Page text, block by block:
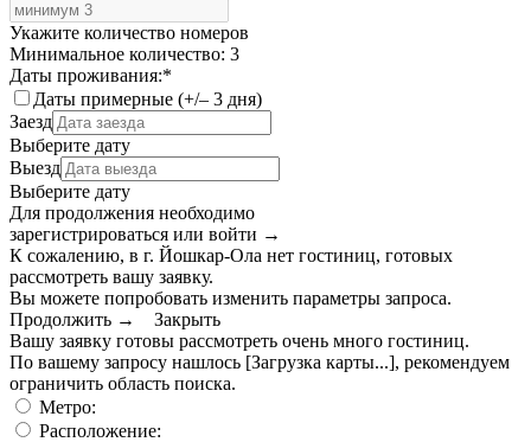
Укажите количество номеров
Минимальное количество: 3
Даты проживания:*
Даты примерные (+/– 3 дня)
Заезд
Выберите дату
Выезд
Выберите дату
Для продолжения необходимо
зарегистрироваться или войти →
К сожалению, в г. Йошкар-Ола нет гостиниц, готовых
рассмотреть вашу заявку.
Вы можете попробовать изменить параметры запроса.
Продолжить →
Закрыть
Вашу заявку готовы рассмотреть очень много гостиниц.
По вашему запросу нашлось [Загрузка карты...], рекомендуем
ограничить область поиска.
Метро:
Расположение: